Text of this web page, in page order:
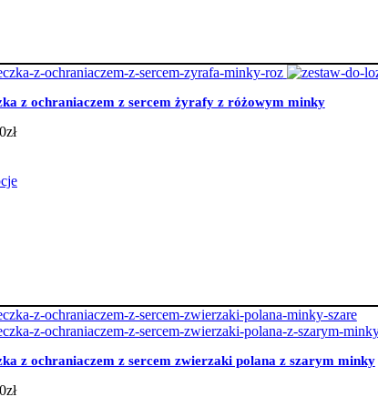
z ochraniaczem z sercem żyrafy z różowym minky
złZakres
159,00zł
z ochraniaczem z sercem zwierzaki polana z szarym minky
złZakres